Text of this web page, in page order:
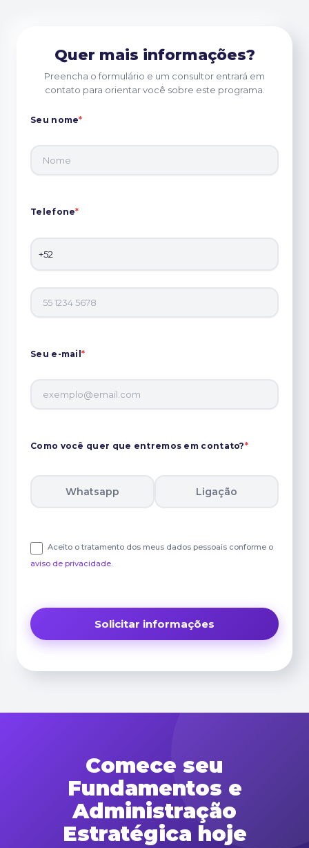
Quer mais informações?
Preencha o formulário e um consultor entrará em
contato para orientar você sobre este programa.
Seu nome*
Telefone*
Seu e-mail*
Como você quer que entremos em contato?*
Whatsapp Ligação
Aceito o tratamento dos meus dados pessoais conforme o
aviso de privacidade.
Comece seu
Fundamentos e
Administração
Estratégica hoje